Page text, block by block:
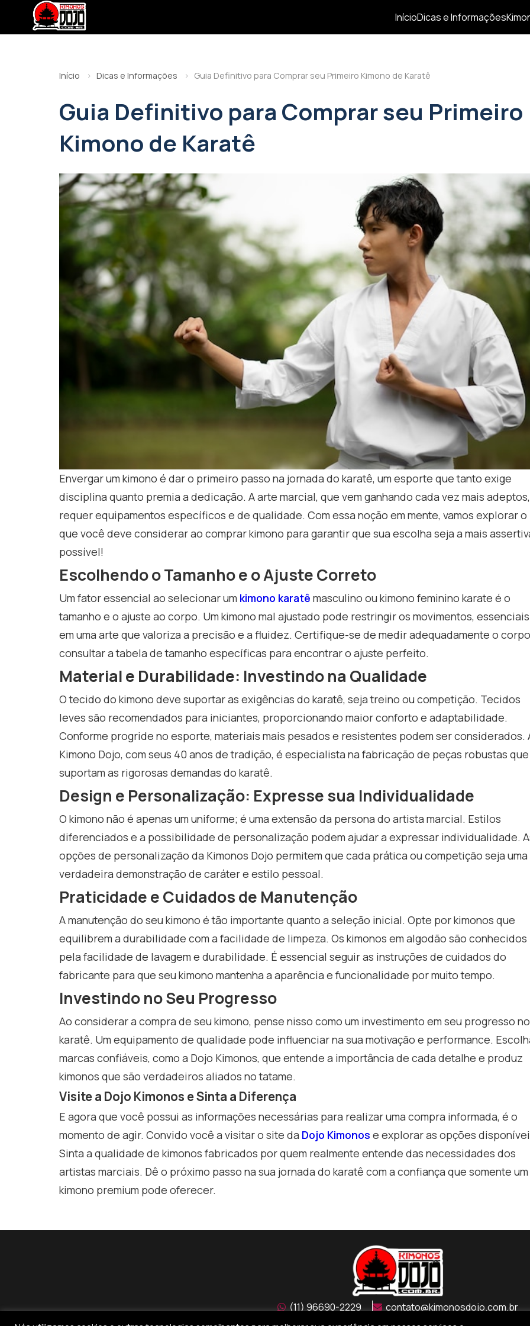
InícioDicas e Informações
Início Dicas e Informações Guia Definitivo para Comprar seu Primeiro Kimono de Karatê
Guia Definitivo para Comprar seu Primeiro
Kimono de Karatê
Envergar um kimono é dar o primeiro passo na jornada do karatê, um esporte que tanto exige
disciplina quanto premia a dedicação. A arte marcial, que vem ganhando cada vez mais adeptos,
requer equipamentos específicos e de qualidade. Com essa noção em mente, vamos explorar o
que você deve considerar ao comprar kimono para garantir que sua escolha seja a mais
possível!
Escolhendo o Tamanho e o Ajuste Correto
Um fator essencial ao selecionar um kimono karatê masculino ou kimono feminino karate é o
tamanho e o ajuste ao corpo. Um kimono mal ajustado pode restringir os movimentos, essenciais
em uma arte que valoriza a precisão e a fluidez. Certifique-se de medir adequadamente o
consultar a tabela de tamanho específicas para encontrar o ajuste perfeito.
Material e Durabilidade: Investindo na Qualidade
O tecido do kimono deve suportar as exigências do karatê, seja treino ou competição. Tecidos
leves são recomendados para iniciantes, proporcionando maior conforto e adaptabilidade.
Conforme progride no esporte, materiais mais pesados e resistentes podem ser considerados.
Kimono Dojo, com seus 40 anos de tradição, é especialista na fabricação de peças robustas que
suportam as rigorosas demandas do karatê.
Design e Personalização: Expresse sua Individualidade
O kimono não é apenas um uniforme; é uma extensão da persona do artista marcial. Estilos
diferenciados e a possibilidade de personalização podem ajudar a expressar individualidade.
opções de personalização da Kimonos Dojo permitem que cada prática ou competição seja uma
verdadeira demonstração de caráter e estilo pessoal.
Praticidade e Cuidados de Manutenção
A manutenção do seu kimono é tão importante quanto a seleção inicial. Opte por kimonos que
equilibrem a durabilidade com a facilidade de limpeza. Os kimonos em algodão são conhecidos
pela facilidade de lavagem e durabilidade. É essencial seguir as instruções de cuidados do
fabricante para que seu kimono mantenha a aparência e funcionalidade por muito tempo.
Investindo no Seu Progresso
Ao considerar a compra de seu kimono, pense nisso como um investimento em seu progresso no
karatê. Um equipamento de qualidade pode influenciar na sua motivação e performance.
marcas confiáveis, como a Dojo Kimonos, que entende a importância de cada detalhe e produz
kimonos que são verdadeiros aliados no tatame.
Visite a Dojo Kimonos e Sinta a Diferença
E agora que você possui as informações necessárias para realizar uma compra informada, é o
momento de agir. Convido você a visitar o site da Dojo Kimonos e explorar as opções
Sinta a qualidade de kimonos fabricados por quem realmente entende das necessidades dos
artistas marciais. Dê o próximo passo na sua jornada do karatê com a confiança que somente um
kimono premium pode oferecer.
(11) 96690-2229 contato@kimonosdojo.com.br